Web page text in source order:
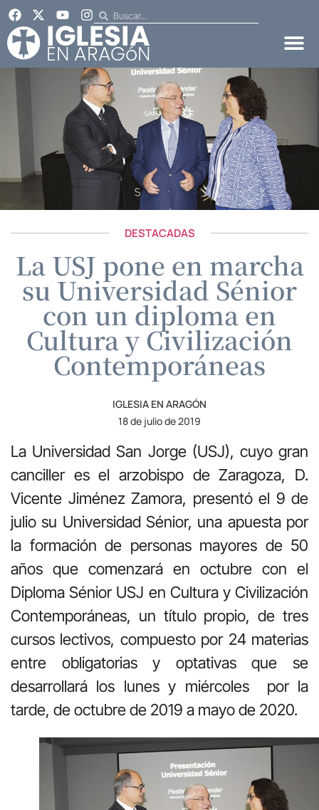
DESTACADAS
La USJ pone en marcha
su Universidad Sénior
con un diploma en
Cultura y Civilización
Contemporáneas
IGLESIA EN ARAGÓN
18 de julio de 2019
La Universidad San Jorge (USJ), cuyo gran
canciller es el arzobispo de Zaragoza, D.
Vicente Jiménez Zamora, presentó el 9 de
julio su Universidad Sénior, una apuesta por
la formación de personas mayores de 50
años que comenzará en octubre con el
Diploma Sénior USJ en Cultura y Civilización
Contemporáneas, un título propio, de tres
cursos lectivos, compuesto por 24 materias
entre obligatorias y optativas que se
desarrollará los lunes y miércoles
por la
tarde, de octubre de 2019 a mayo de 2020.